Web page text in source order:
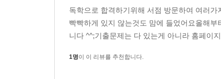
독학으로 합격하기위해 서점 방문하여 여러
빡빡하게 있지 않는것도 맘에 들었어요올해
니다 ^^;기출문제는 다 있는게 아니라 홈페이
1명이 이 리뷰를 추천합니다.